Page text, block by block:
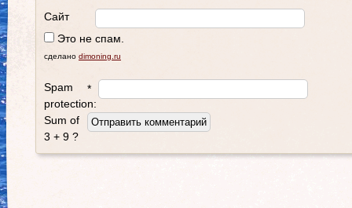
Сайт
Это не спам.
сделано dimoning.ru
Spam
protection:
Sum of
3 + 9 ?
*